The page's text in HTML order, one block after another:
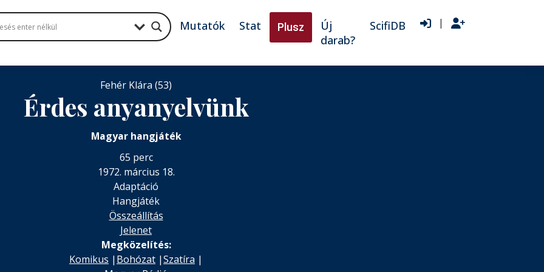
Mutatók Stat Plusz
Új
darab?
ScifiDB |
Fehér Klára (53)
Érdes anyanyelvünk
Magyar hangjáték
65 perc
1972. március 18.
Adaptáció
Hangjáték
Összeállítás
Jelenet
Megközelítés:
Komikus | Bohózat |Szatíra |